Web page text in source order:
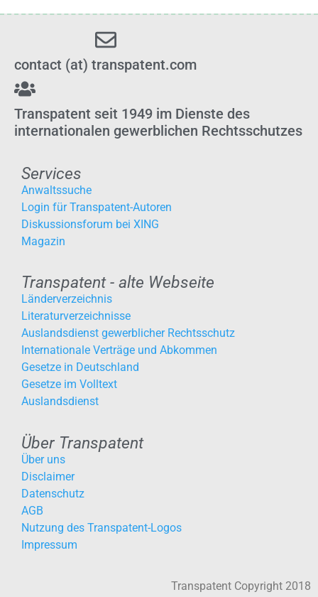
contact (at) transpatent.com
Transpatent seit 1949 im Dienste des
internationalen gewerblichen Rechtsschutzes
Services
Anwaltssuche
Login für Transpatent-Autoren
Diskussionsforum bei XING
Magazin
Transpatent - alte Webseite
Länderverzeichnis
Literaturverzeichnisse
Auslandsdienst gewerblicher Rechtsschutz
Internationale Verträge und Abkommen
Gesetze in Deutschland
Gesetze im Volltext
Auslandsdienst
Über Transpatent
Über uns
Disclaimer
Datenschutz
AGB
Nutzung des Transpatent-Logos
Impressum
Transpatent Copyright 2018